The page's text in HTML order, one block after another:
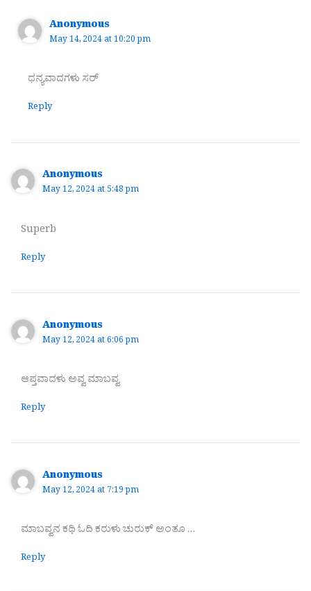
Anonymous
May 14, 2024 at 10:20 pm
ಧನ್ಯವಾದಗಳು ಸರ್
Reply
Anonymous
May 12, 2024 at 5:48 pm
Superb
Reply
Anonymous
May 12, 2024 at 6:06 pm
ಆಪ್ತವಾದಳು ಅವ್ವ ಮಾಬವ್ವ
Reply
Anonymous
May 12, 2024 at 7:19 pm
ಮಾಬವ್ವನ ಕಥಿ ಓದಿ ಕರುಳು ಚುರುಕ್ ಅಂತೂ …
Reply